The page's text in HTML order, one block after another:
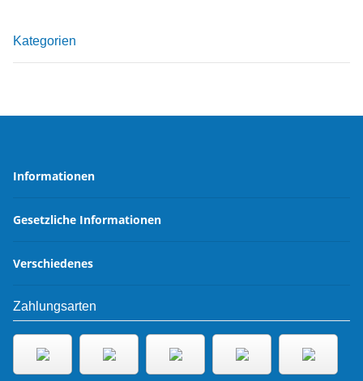
Kategorien
Informationen
Gesetzliche Informationen
Verschiedenes
Zahlungsarten